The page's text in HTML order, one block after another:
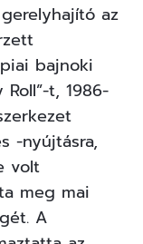
az
bajnoki
t, 1986-
-nyújtásra,
volt
meg mai
A